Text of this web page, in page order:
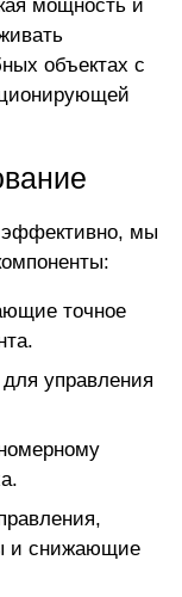
мощность и
объектах с
эффективно, мы
точное
управления
и снижающие